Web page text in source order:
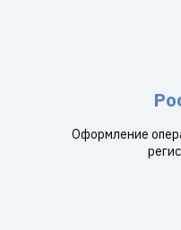
Оформление